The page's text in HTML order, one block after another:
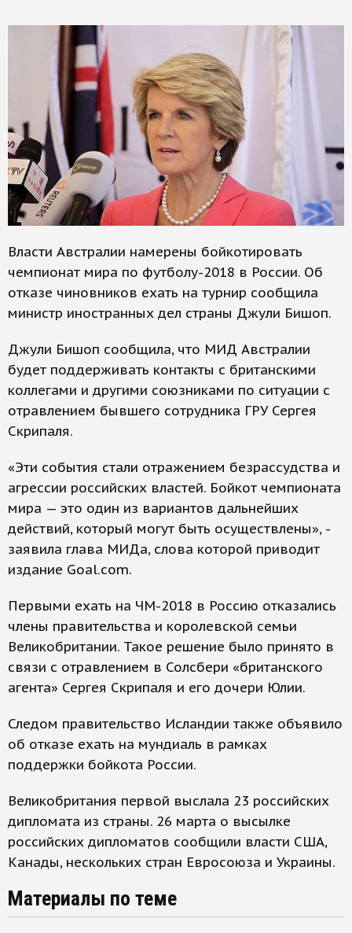
Власти Австралии намерены бойкотировать
чемпионат мира по футболу-2018 в России. Об
отказе чиновников ехать на турнир сообщила
министр иностранных дел страны Джули Бишоп.
Джули Бишоп сообщила, что МИД Австралии
будет поддерживать контакты с британскими
коллегами и другими союзниками по ситуации с
отравлением бывшего сотрудника ГРУ Сергея
Скрипаля.
«Эти события стали отражением безрассудства и
агрессии российских властей. Бойкот чемпионата
мира — это один из вариантов дальнейших
действий, который могут быть осуществлены», -
заявила глава МИДа, слова которой приводит
издание Goal.com.
Первыми ехать на ЧМ-2018 в Россию отказались
члены правительства и королевской семьи
Великобритании. Такое решение было принято в
связи с отравлением в Солсбери «британского
агента» Сергея Скрипаля и его дочери Юлии.
Следом правительство Исландии также объявило
об отказе ехать на мундиаль в рамках
поддержки бойкота России.
Великобритания первой выслала 23 российских
дипломата из страны. 26 марта о высылке
российских дипломатов сообщили власти США,
Канады, нескольких стран Евросоюза и Украины.
Материалы по теме